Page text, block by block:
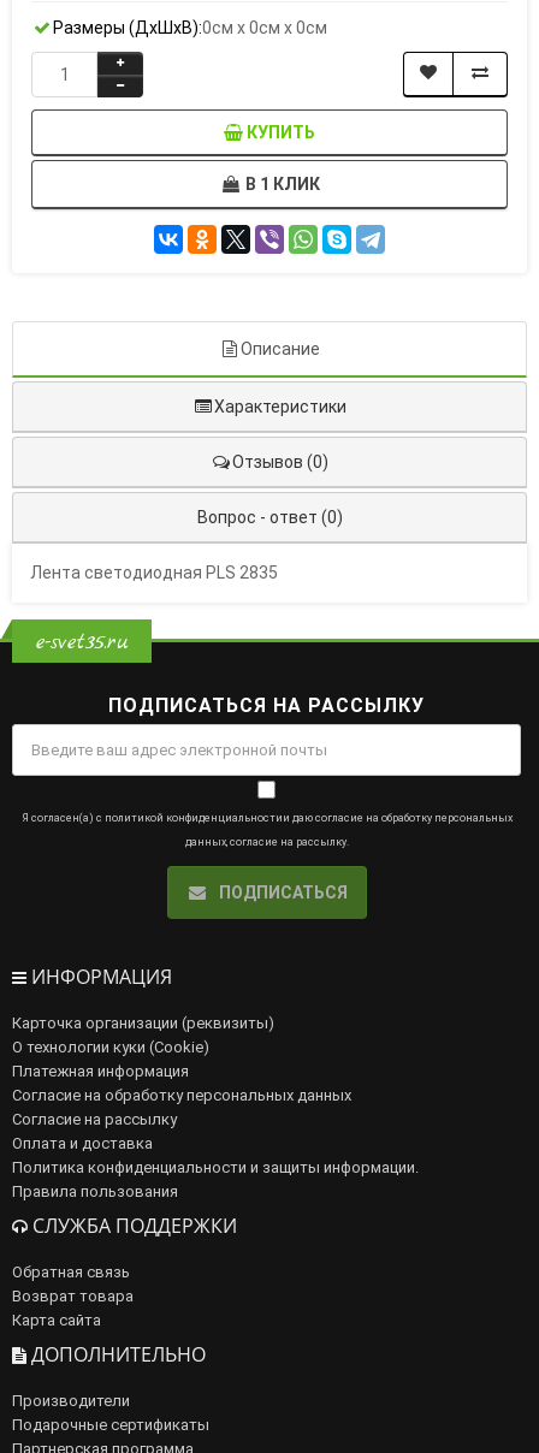
Размеры (ДxШxВ):0см x 0см x 0см
КУПИТЬ
В 1 КЛИК
Описание
Характеристики
Отзывов (0)
Вопрос - ответ (0)
Лента светодиодная PLS 2835
e-svet35.ru
ПОДПИСАТЬСЯ НА РАССЫЛКУ
Я согласен(а) с политикой конфиденциальности и даю согласие на обработку персональных
данных, согласие на рассылку.
ПОДПИСАТЬСЯ
ИНФОРМАЦИЯ
Карточка организации (реквизиты)
О технологии куки (Cookie)
Платежная информация
Согласие на обработку персональных данных
Согласие на рассылку
Оплата и доставка
Политика конфиденциальности и защиты информации.
Правила пользования
СЛУЖБА ПОДДЕРЖКИ
Обратная связь
Возврат товара
Карта сайта
ДОПОЛНИТЕЛЬНО
Производители
Подарочные сертификаты
Партнерская программа